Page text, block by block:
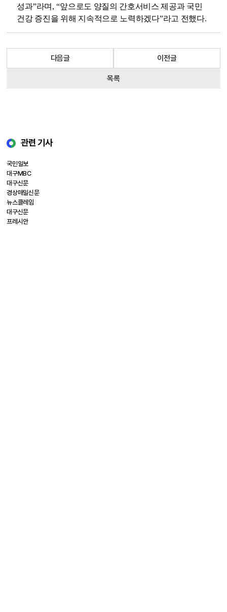
성과”라며 , “앞으로도 양질의 간호서비스 제공과 국민
건강 증진을 위해 지속적으로 노력하겠다”라고 전했다.
다음글 이전글
목록
관련 기사
국민일보
대구MBC
대구신문
경상매일신문
뉴스클레임
대구신문
프레시안